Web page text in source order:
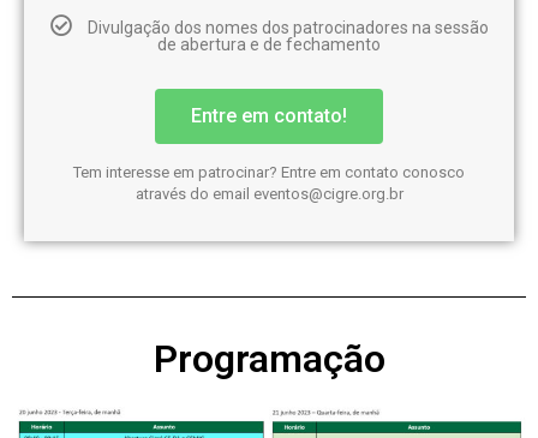
Divulgação dos nomes dos patrocinadores na sessão
de abertura e de fechamento
Entre em contato!
Tem interesse em patrocinar? Entre em contato conosco
através do email eventos@cigre.org.br
Programação